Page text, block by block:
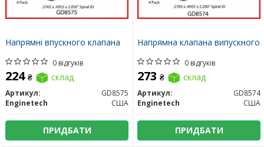
Напрямні впускного клапана
0 відгуків
224 ₴ склад
Артикул:
GD8575
Enginetech
США
ПРИДБАТИ
Напрямна клапана випускного
0 відгуків
273 ₴ склад
Артикул:
GD8574
Enginetech
США
ПРИДБАТИ